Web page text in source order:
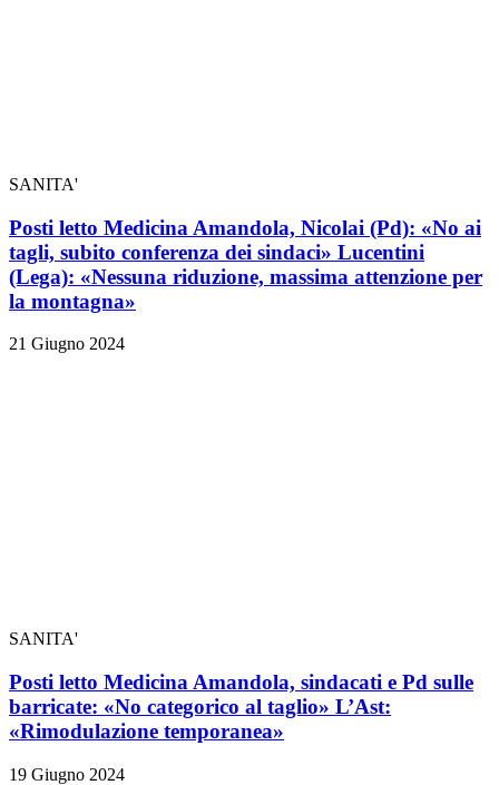
SANITA'
Posti letto Medicina Amandola, Nicolai (Pd): «No ai
tagli, subito conferenza dei sindaci» Lucentini
(Lega): «Nessuna riduzione, massima attenzione per
la montagna»
21 Giugno 2024
SANITA'
Posti letto Medicina Amandola, sindacati e Pd sulle
barricate: «No categorico al taglio» L’Ast:
«Rimodulazione temporanea»
19 Giugno 2024